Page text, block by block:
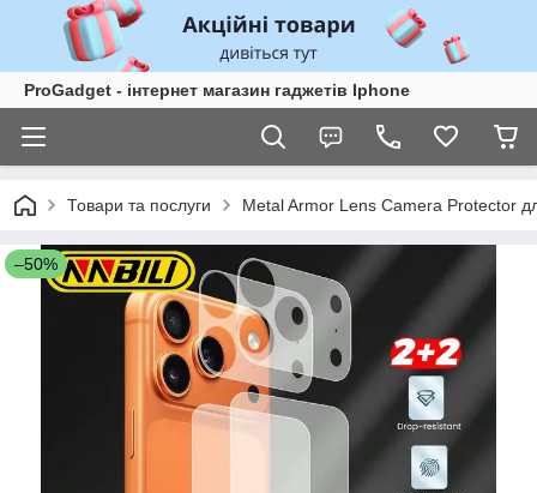
ProGadget - iнтернет магазин гаджетів Iphone
Товари та послуги Metal Armor Lens Camera Protector
–50%